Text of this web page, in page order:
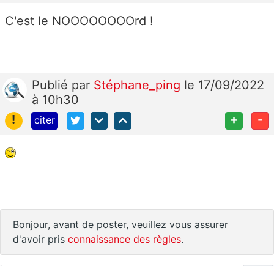
C'est le NOOOOOOOOrd !
Publié par Stéphane_ping le 17/09/2022
à 10h30
!
citer + -
Bonjour, avant de poster, veuillez vous assurer
d'avoir pris connaissance des règles.